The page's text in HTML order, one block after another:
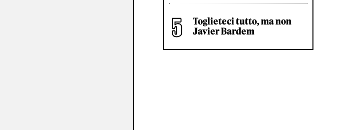
Toglieteci tutto, ma non
Javier Bardem